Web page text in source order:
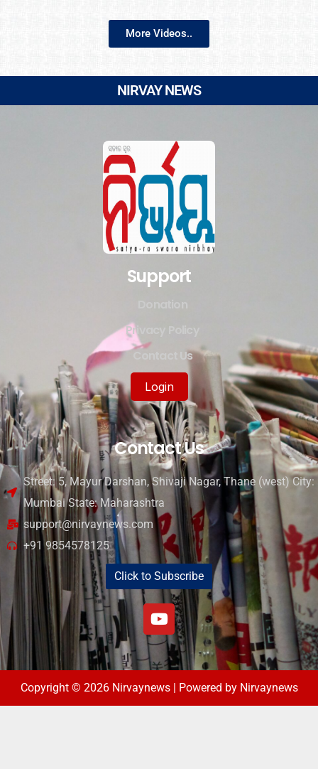
More Videos..
NIRVAY NEWS
Support
Privacy Policy
Contact Us
Login
Contact Us
Street: 5, Mayur Darshan, Shivaji Nagar, Thane (west) City:
Mumbai State: Maharashtra
support@nirvaynews.com
+91 9854578125
Click to Subscribe
Copyright © 2026 Nirvaynews | Powered by Nirvaynews